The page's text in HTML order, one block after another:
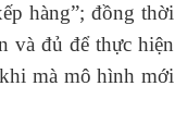
hàng”; đồng thời
và đủ để thực hiện
mà mô hình mới